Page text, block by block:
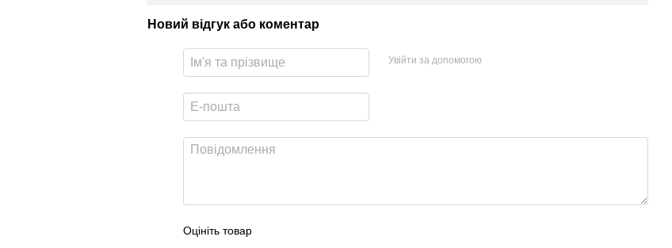
Новий відгук або коментар
Увійти за допомогою
Оцініть товар